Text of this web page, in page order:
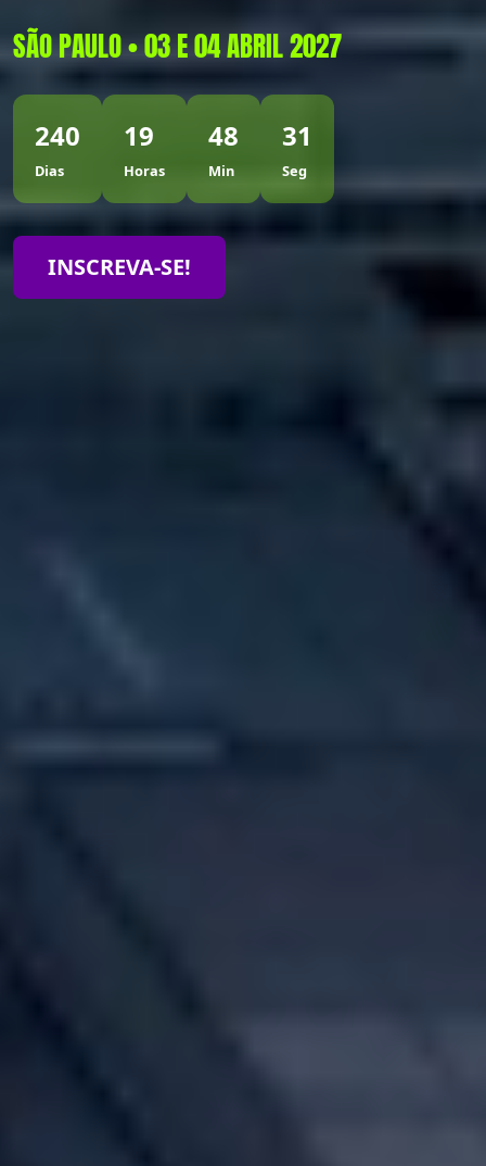
SÃO PAULO • 03 E 04 ABRIL 2027
240
Dias
19
Horas
48
Min
29
Seg
INSCREVA-SE!